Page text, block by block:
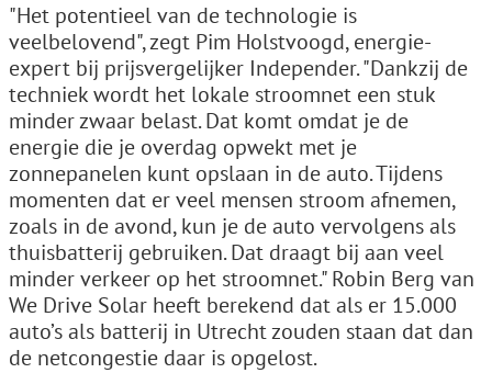
"Het potentieel van de technologie is
veelbelovend", zegt Pim Holstvoogd, energie-
expert bij prijsvergelijker Independer. "Dankzij de
techniek wordt het lokale stroomnet een stuk
minder zwaar belast. Dat komt omdat je de
energie die je overdag opwekt met je
zonnepanelen kunt opslaan in de auto. Tijdens
momenten dat er veel mensen stroom afnemen,
zoals in de avond, kun je de auto vervolgens als
thuisbatterij gebruiken. Dat draagt bij aan veel
minder verkeer op het stroomnet." Robin Berg van
We Drive Solar heeft berekend dat als er 15.000
auto’s als batterij in Utrecht zouden staan dat dan
de netcongestie daar is opgelost.